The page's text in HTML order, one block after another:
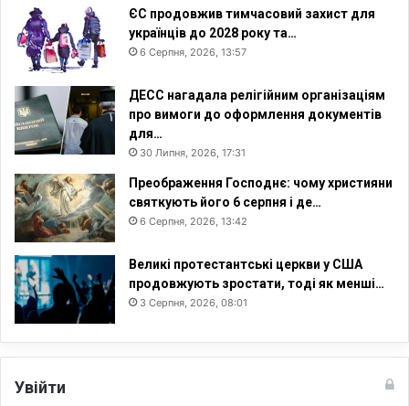
ЄС продовжив тимчасовий захист для
українців до 2028 року та…
6 Серпня, 2026, 13:57
ДЕСС нагадала релігійним організаціям
про вимоги до оформлення документів
для…
30 Липня, 2026, 17:31
Преображення Господнє: чому християни
святкують його 6 серпня і де…
6 Серпня, 2026, 13:42
Великі протестантські церкви у США
продовжують зростати, тоді як менші…
3 Серпня, 2026, 08:01
Увійти